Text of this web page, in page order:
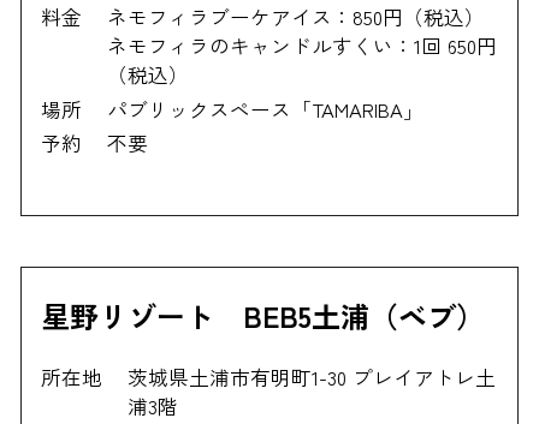
料金
ネモフィラブーケアイス：850円（税込）
ネモフィラのキャンドルすくい：1回 650円
（税込）
場所
パブリックスペース「TAMARIBA」
予約
不要
星野リゾート BEB5土浦（ベブ）
所在地
茨城県土浦市有明町1-30 プレイアトレ土
浦3階